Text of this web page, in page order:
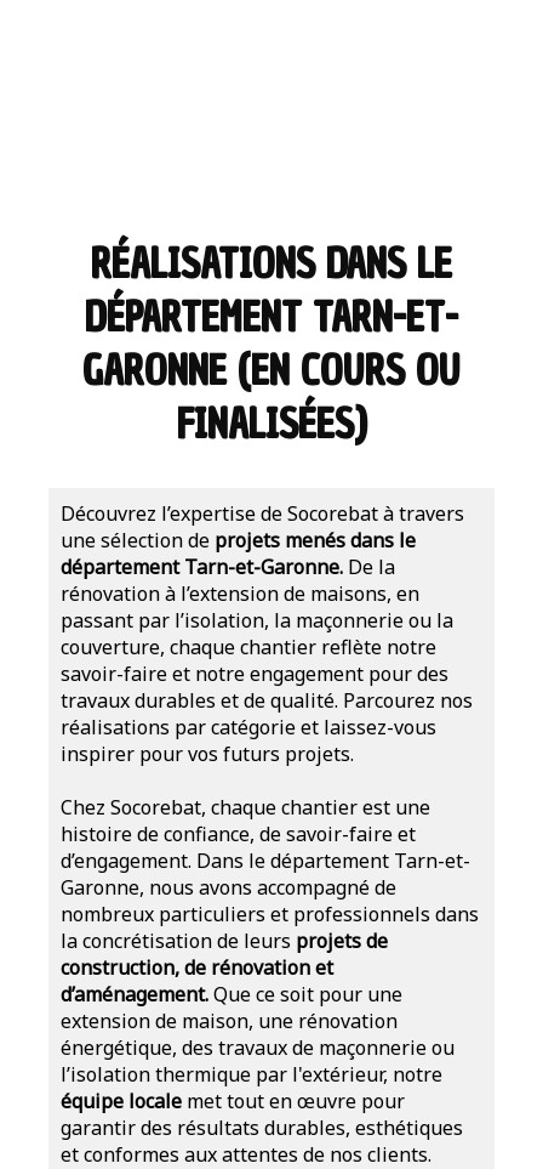
RÉALISATIONS DANS LE
DÉPARTEMENT TARN-ET-
GARONNE (EN COURS OU
FINALISÉES)
Découvrez l’expertise de Socorebat à travers
une sélection de projets menés dans le
département Tarn-et-Garonne. De la
rénovation à l’extension de maisons, en
passant par l’isolation, la maçonnerie ou la
couverture, chaque chantier reflète notre
savoir-faire et notre engagement pour des
travaux durables et de qualité. Parcourez nos
réalisations par catégorie et laissez-vous
inspirer pour vos futurs projets.
Chez Socorebat, chaque chantier est une
histoire de confiance, de savoir-faire et
d’engagement. Dans le département Tarn-et-
Garonne, nous avons accompagné de
nombreux particuliers et professionnels dans
la concrétisation de leurs projets de
construction, de rénovation et
d’aménagement.Que ce soit pour une
extension de maison, une rénovation
énergétique, des travaux de maçonnerie ou
l’isolation thermique par l'extérieur, notre
équipe locale met tout en œuvre pour
garantir des résultats durables, esthétiques
et conformes aux attentes de nos clients.